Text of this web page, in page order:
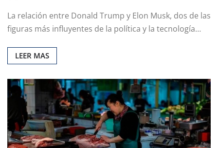
La relación entre Donald Trump y Elon Musk, dos de las
figuras más influyentes de la política y la tecnología…
LEER MAS